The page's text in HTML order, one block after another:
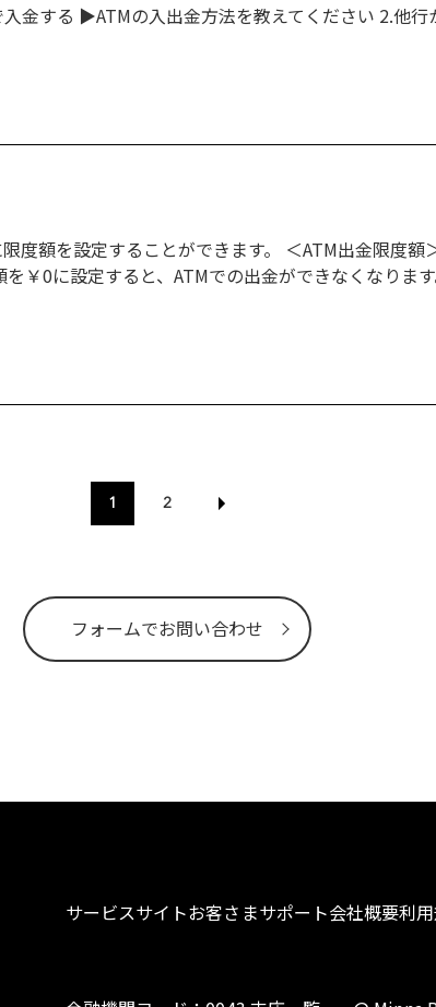
金する ▶ATMの入出金方法を教えてください 2.他
度額を設定することができます。 ＜ATM出金限度
0に設定すると、ATMでの出金ができなくなりま
1 2
フォームでお問い合わせ
サービスサイトお客さまサポート会社概要利